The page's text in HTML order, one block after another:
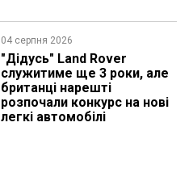
04 серпня 2026
"Дідусь" Land Rover
служитиме ще 3 роки, але
британці нарешті
розпочали конкурс на нові
легкі автомобілі